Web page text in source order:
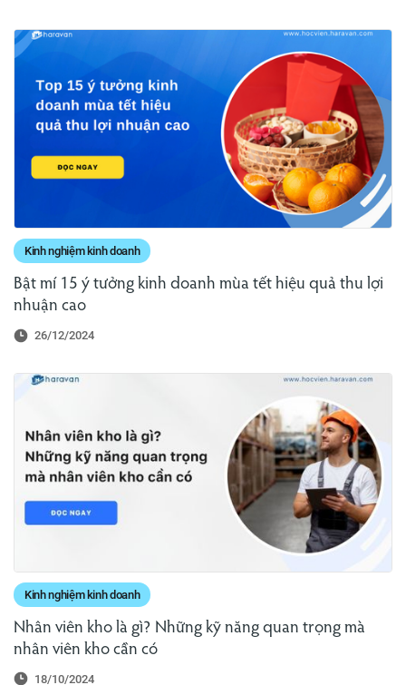
Kinh nghiệm kinh doanh
Bật mí 15 ý tưởng kinh doanh mùa tết hiệu quả thu lợi
nhuận cao
26/12/2024
Kinh nghiệm kinh doanh
Nhân viên kho là gì? Những kỹ năng quan trọng mà
nhân viên kho cần có
18/10/2024